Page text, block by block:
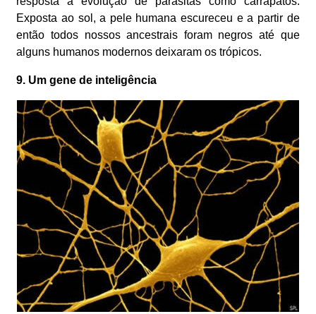
Exposta ao sol, a pele humana escureceu e a partir de
então todos nossos ancestrais foram negros até que
alguns humanos modernos deixaram os trópicos.
9. Um gene de inteligência